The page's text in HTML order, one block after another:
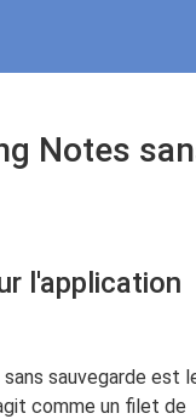
Notes
l'application
sauvegarde est
comme un filet de